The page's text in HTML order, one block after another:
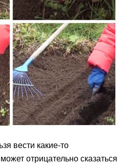
вести какие-то
отрицательно сказаться